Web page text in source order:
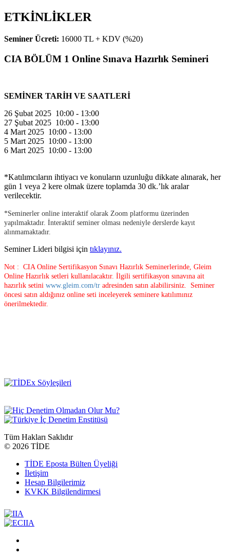
ETKİNLİKLER
Seminer Ücreti: 16000 TL + KDV (%20)
CIA BÖLÜM 1 Online Sınava Hazırlık Semineri
SEMİNER TARİH VE SAATLERİ
26 Şubat 2025 10:00 - 13:00
27 Şubat 2025 10:00 - 13:00
4 Mart 2025 10:00 - 13:00
5 Mart 2025 10:00 - 13:00
6 Mart 2025 10:00 - 13:00
*Katılımcıların ihtiyacı ve konuların uzunluğu dikkate alınarak, her
gün 1 veya 2 kere olmak üzere toplamda 30 dk.’lık aralar
verilecektir.
*Seminerler online interaktif olarak Zoom platformu üzerinden
yapılmaktadır. İnteraktif seminer olması nedeniyle derslerde kayıt
alınmamaktadır.
Seminer Lideri bilgisi için tıklayınız.
Not : CIA Online Sertifikasyon Sınavı Hazırlık Seminerlerinde, Gleim
Online Hazırlık setleri kullanılacaktır. İlgili sertifikasyon sınavına ait
hazırlık setini www.gleim.com/tr adresinden satın alabilirsiniz. Seminer
öncesi satın aldığınız online seti inceleyerek seminere katılımınız
önerilmektedir.
Tüm Hakları Saklıdır
© 2026 TİDE
TİDE Eposta Bülten Üyeliği
İletişim
Hesap Bilgilerimiz
KVKK Bilgilendirmesi